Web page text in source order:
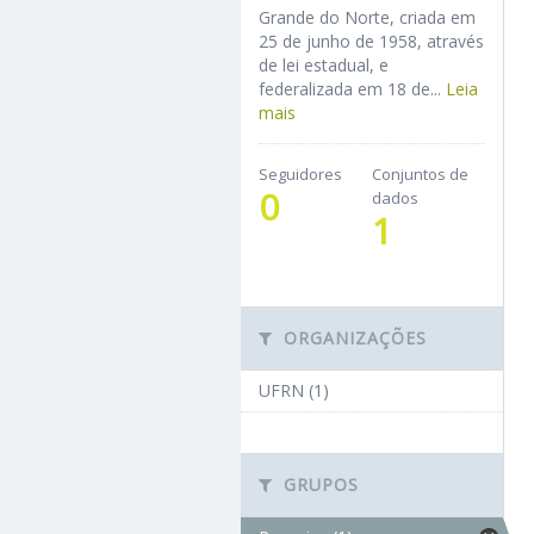
Grande do Norte, criada em
25 de junho de 1958, através
de lei estadual, e
federalizada em 18 de... Leia
mais
Seguidores
0
Conjuntos de
dados
1
ORGANIZAÇÕES
UFRN (1)
GRUPOS